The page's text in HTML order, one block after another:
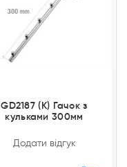
GD2187 (К) Гачок з
кульками 300мм
Додати відгук